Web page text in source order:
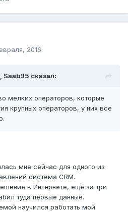
2016
Saab95 сказал:
мелких операторов, которые
крупных операторов, у них все
мне сейчас для одного из
система CRM.
в Интернете, ещё за три
туда первые данные.
научился работать мой